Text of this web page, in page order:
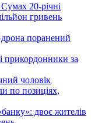
20-річні
гривень
дрона поранений
за
чоловік
по позиціях,
двоє жителів